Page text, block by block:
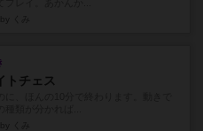
トチェス